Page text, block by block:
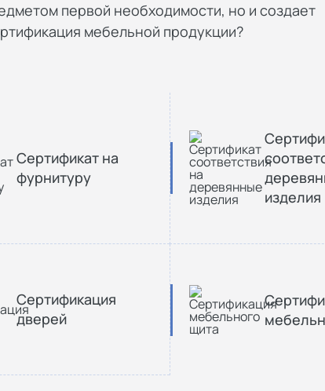
первой необходимости, но и создает
мебельной продукции?
Сертификат на
фурнитуру
изделия
Сертификация
дверей